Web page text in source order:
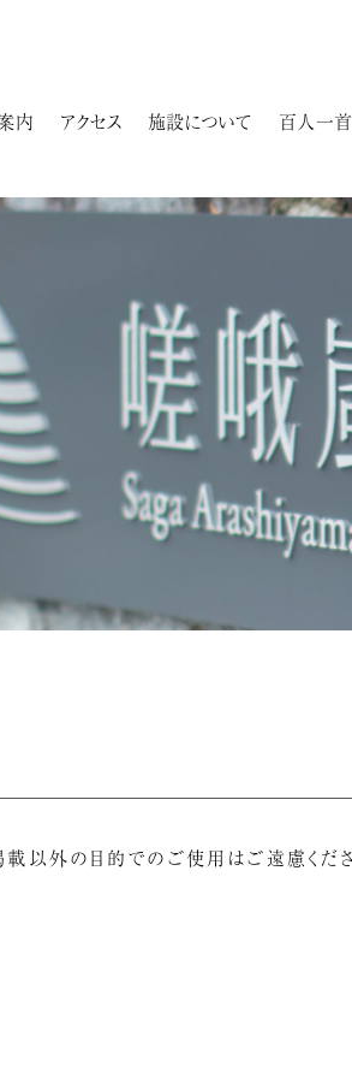
内 アクセス 施設について 百人一
以外の目的でのご使用はご遠慮くだ